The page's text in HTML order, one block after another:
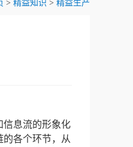
> 精益知识 > 精益生产
信息流的形象化
各个环节，从